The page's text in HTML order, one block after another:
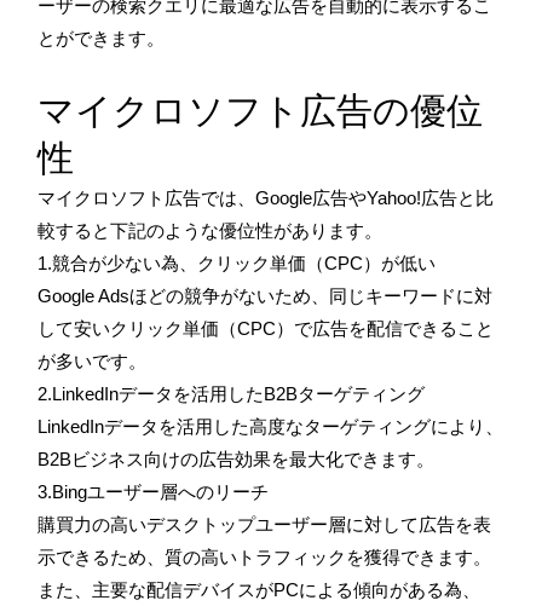
ーザーの検索クエリに最適な広告を自動的に表示するこ
とができます。
マイクロソフト広告の優位
性
マイクロソフト広告では、Google広告やYahoo!広告と比
較すると下記のような優位性があります。
1.競合が少ない為、クリック単価（CPC）が低い
Google Adsほどの競争がないため、同じキーワードに対
して安いクリック単価（CPC）で広告を配信できること
が多いです。
2.LinkedInデータを活用したB2Bターゲティング
LinkedInデータを活用した高度なターゲティングにより、
B2Bビジネス向けの広告効果を最大化できます。
3.Bingユーザー層へのリーチ
購買力の高いデスクトップユーザー層に対して広告を表
示できるため、質の高いトラフィックを獲得できます。
また、主要な配信デバイスがPCによる傾向がある為、